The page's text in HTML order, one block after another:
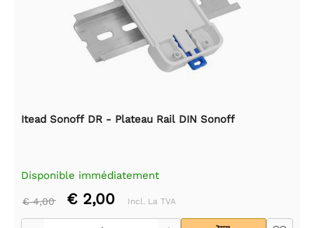
Itead Sonoff DR - Plateau Rail DIN Sonoff
Disponible immédiatement
€ 4,00 € 2,00 Incl. La TVA